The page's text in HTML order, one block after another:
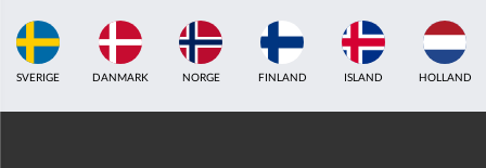
ISLAND HOLLAND STORBRITANNIEN INDIEN ESTLAND